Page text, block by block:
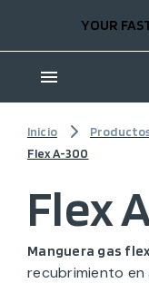
YOUR
Inicio
Flex A-300
Flex
Manguera gas
recubrimiento